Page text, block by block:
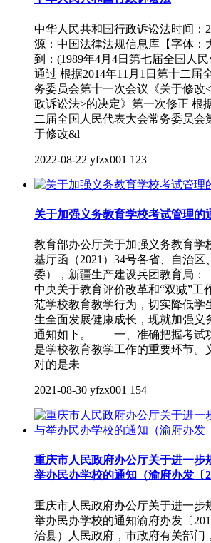
中华人民共和国行政诉讼法时间：
源：中国法律法规信息库【字体
到：(1989年4月4日第七届全国人
通过 根据2014年11月1日第十二届
务委员会第十一次会议《关于修改
政诉讼法>的决定》第一次修正 根
二届全国人民代表大会常务委员会
于修改&l
2022-08-22 yfzx001 123
关于加强义务教育学校考试管理的
教育部办公厅关于加强义务教育学
基厅函（2021）34号各省、自治区
委），新疆生产建设兵团教育局
中央关于教育评价改革和“双减”工
范学校教育教学行为，切实降低学
生全面发展健康成长，现就加强义
通知如下。 一、准确把握考
是学校教育教学工作的重要环节。
对的是未
2021-08-30 yfzx001 154
重庆市人民政府办公厅关于进一步
举办民办学校的通知（渝府办发〔
重庆市人民政府办公厅关于进一步
举办民办学校的通知渝府办发〔
治县）人民政府，市政府有关部门